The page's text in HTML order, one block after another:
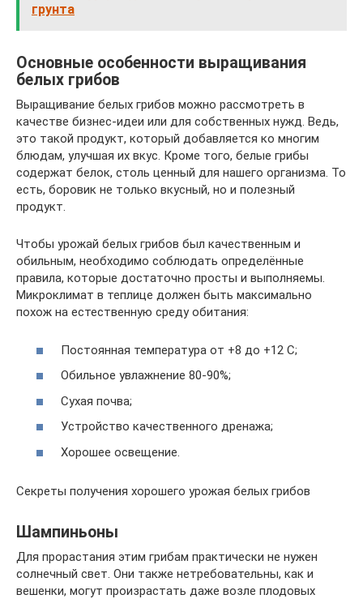
грунта
Основные особенности выращивания
белых грибов
Выращивание белых грибов можно рассмотреть в
качестве бизнес-идеи или для собственных нужд. Ведь,
это такой продукт, который добавляется ко многим
блюдам, улучшая их вкус. Кроме того, белые грибы
содержат белок, столь ценный для нашего организма. То
есть, боровик не только вкусный, но и полезный
продукт.
Чтобы урожай белых грибов был качественным и
обильным, необходимо соблюдать определённые
правила, которые достаточно просты и выполняемы.
Микроклимат в теплице должен быть максимально
похож на естественную среду обитания:
Постоянная температура от +8 до +12 С;
Обильное увлажнение 80-90%;
Сухая почва;
Устройство качественного дренажа;
Хорошее освещение.
Секреты получения хорошего урожая белых грибов
Шампиньоны
Для прорастания этим грибам практически не нужен
солнечный свет. Они также нетребовательны, как и
вешенки, могут произрастать даже возле плодовых